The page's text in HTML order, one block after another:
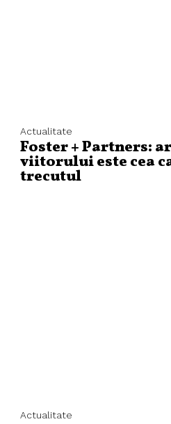
Actualitate
Foster + Partners:
viitorului este cea
trecutul
Actualitate